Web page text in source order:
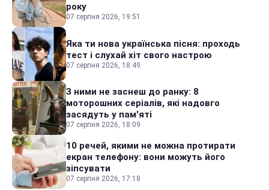
року
07 серпня 2026, 19:51
Яка ти нова українська пісня: проходь
тест і слухай хіт свого настрою
07 серпня 2026, 18:49
З ними не заснеш до ранку: 8
моторошних серіалів, які надовго
засядуть у пам'яті
07 серпня 2026, 18:09
10 речей, якими не можна протирати
екран телефону: вони можуть його
зіпсувати
07 серпня 2026, 17:18